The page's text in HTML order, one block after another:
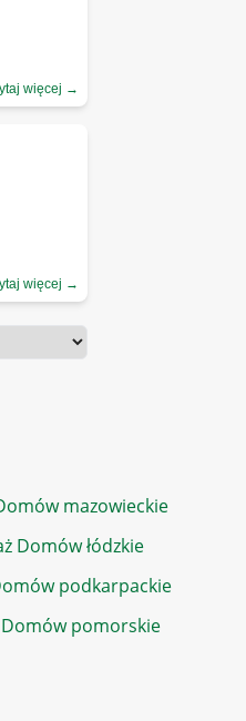
więcej →
więcej →
mazowieckie
Domów łódzkie
podkarpackie
pomorskie